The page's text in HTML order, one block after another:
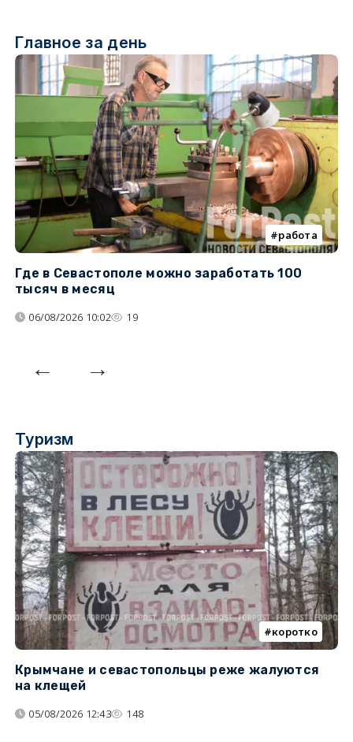
Главное за день
работа
Где в Севастополе можно заработать 100
тысяч в месяц
06/08/2026 10:02 19
Туризм
коротко
Крымчане и севастопольцы реже жалуются
на клещей
05/08/2026 12:43 148